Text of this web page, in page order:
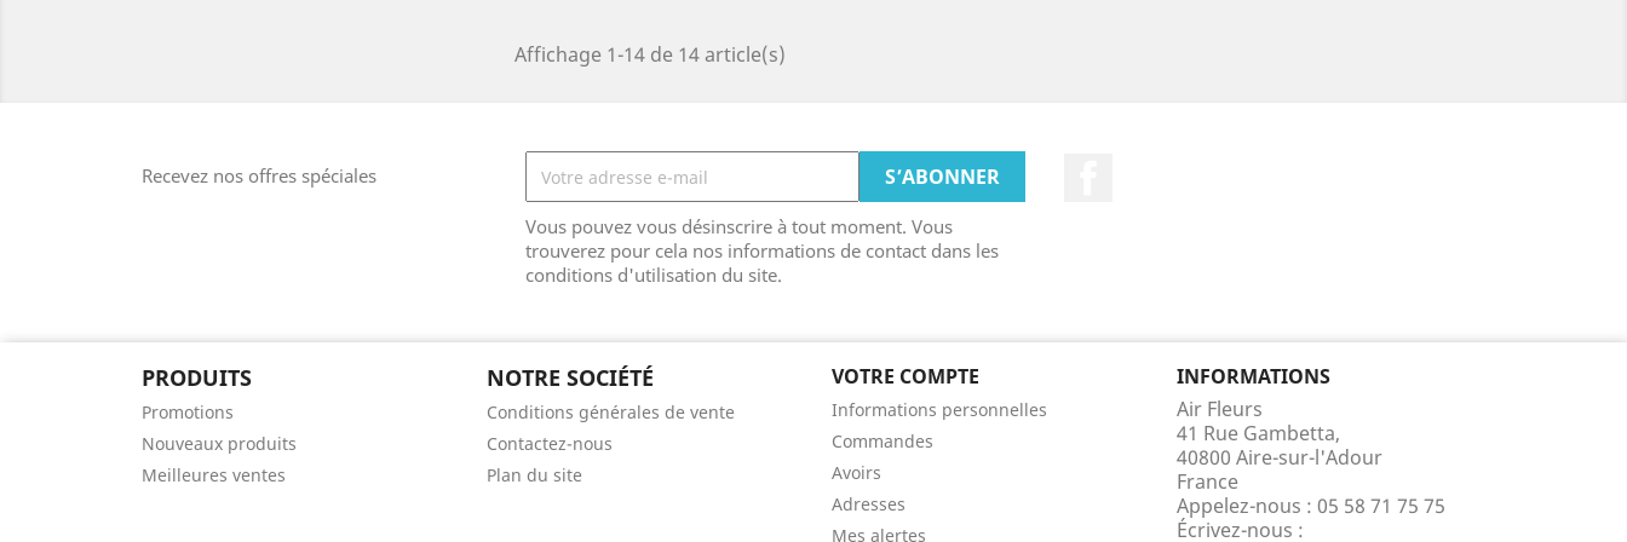
Affichage 1-14 de 14 article(s)
Recevez nos offres spéciales
Vous pouvez vous désinscrire à tout moment. Vous
trouverez pour cela nos informations de contact dans les
conditions d'utilisation du site.
PRODUITS
Promotions
Nouveaux produits
Meilleures ventes
NOTRE SOCIÉTÉ
Conditions générales de vente
Contactez-nous
Plan du site
VOTRE COMPTE
Informations personnelles
Commandes
Avoirs
Adresses
Mes alertes
INFORMATIONS
Air Fleurs
41 Rue Gambetta,
40800 Aire-sur-l'Adour
France
Appelez-nous : 05 58 71 75 75
Écrivez-nous :